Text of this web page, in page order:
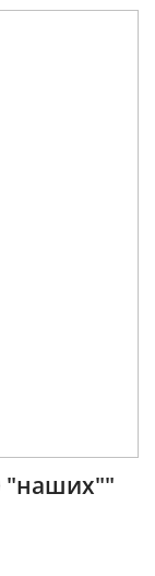
"наших""